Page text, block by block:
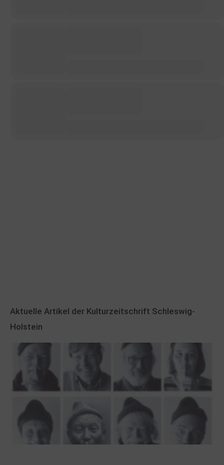
Aktuelle Artikel der Kulturzeitschrift Schleswig-
Holstein